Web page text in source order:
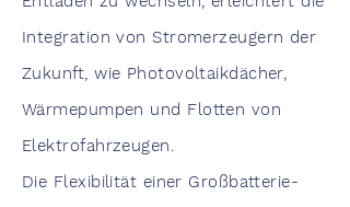
Integration von Stromerzeugern der
Zukunft, wie Photovoltaikdächer,
Wärmepumpen und Flotten von
Elektrofahrzeugen.
Die Flexibilität einer Großbatterie-